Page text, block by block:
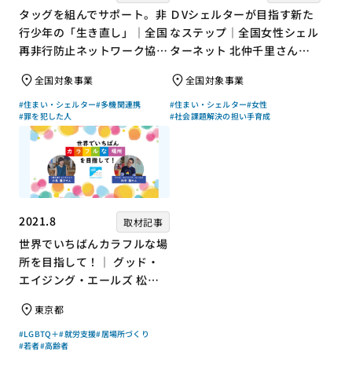
タッグを組んでサポート。非
行少年の「生き直し」｜全国
再非行防止ネットワーク協議
上チキさん【聞き手】
全国対象事業
#住まい・シェルター#多機関連携
#罪を犯した人
ＤVシェルターが目指す新た
なステップ｜全国女性シェル
ターネット 北仲千里さん×
ん【聞き手】
全国対象事業
#住まい・シェルター#女性
#社会課題解決の担い手育成
2021.8 取材記事
世界でいちばんカラフルな場
所を目指して！｜ グッド・
エイジング・エールズ 松中
慶子さん【聞き手】
東京都
#LGBTQ＋#就労支援#居場所づくり
#若者#高齢者